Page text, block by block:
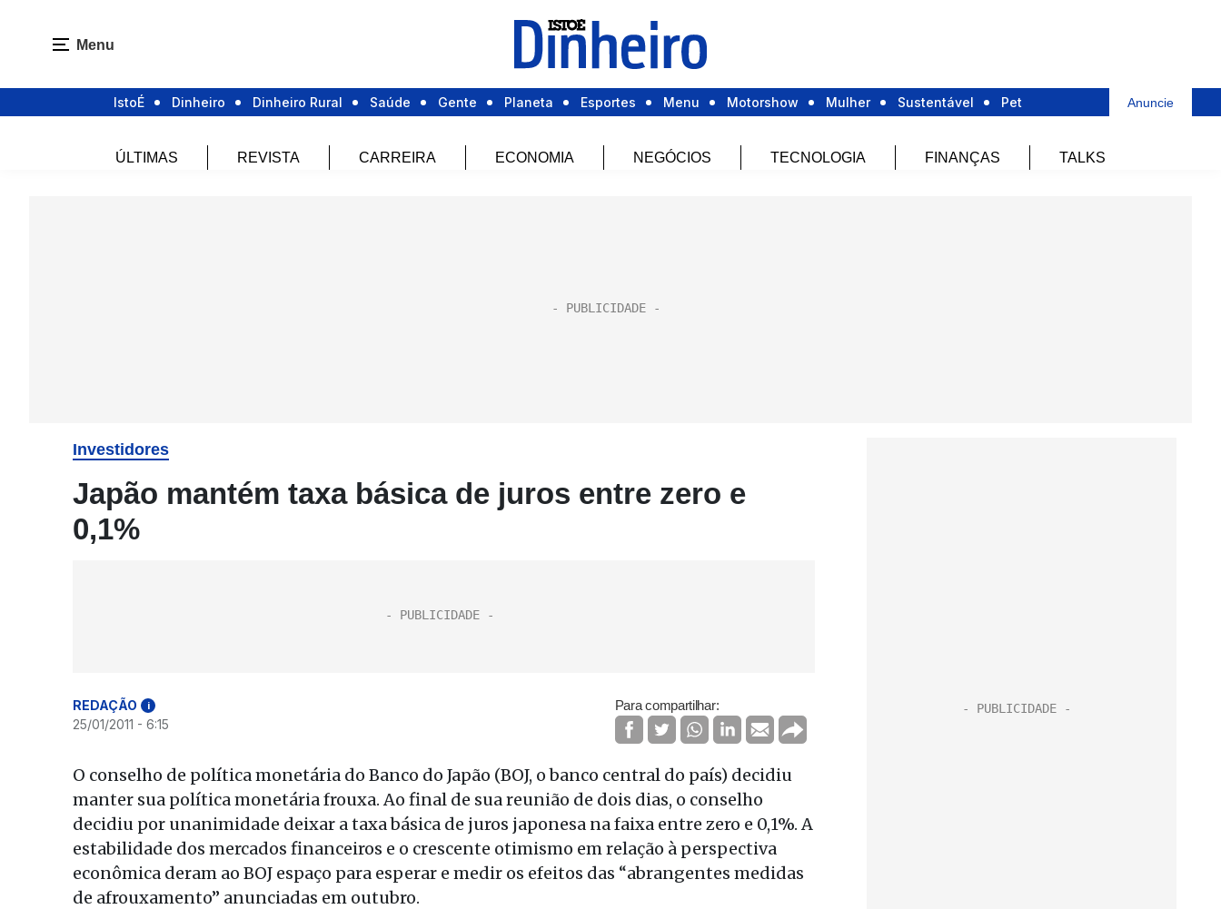
Menu
IstoÉ Dinheiro Dinheiro Rural Saúde Gente Planeta Esportes Menu Motorshow Mulher Sustentável Pet Anuncie
ÚLTIMAS REVISTA CARREIRA ECONOMIA NEGÓCIOS TECNOLOGIA FINANÇAS TALKS
Investidores
Japão mantém taxa básica de juros entre zero e
0,1%
REDAÇÃO i
25/01/2011 - 6:15
Para compartilhar:
O conselho de política monetária do Banco do Japão (BOJ, o banco central do país) decidiu
manter sua política monetária frouxa. Ao final de sua reunião de dois dias, o conselho
decidiu por unanimidade deixar a taxa básica de juros japonesa na faixa entre zero e 0,1%. A
estabilidade dos mercados financeiros e o crescente otimismo em relação à perspectiva
econômica deram ao BOJ espaço para esperar e medir os efeitos das “abrangentes medidas
de afrouxamento” anunciadas em outubro.